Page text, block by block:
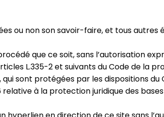
ou non son savoir-faire, et tous
que ce soit, sans l’autorisation
L.335-2 et suivants du Code de la
sont protégées par les dispositions
à la protection juridique des